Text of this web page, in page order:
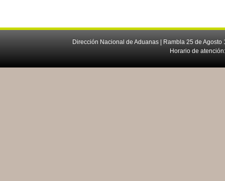
Dirección Nacional de Aduanas | Rambla 25 de
Horario de